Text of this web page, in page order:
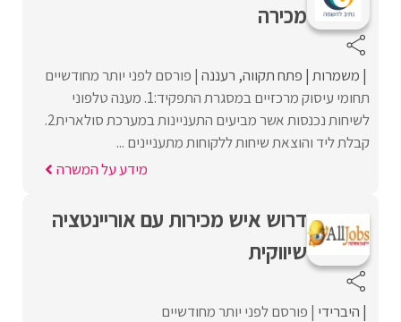
מכירה
משמרות פתח תקווה רעננה פורסם לפני יותר מחודשיים
תחומי עיסוק מרכזיים במסגרת התפקיד:1. מענה טלפוני
לשיחות נכנסות אשר מביעים התעניינות במערכת סולארית2.
קבלת ליד והוצאת שיחות ללקוחות מתעניינים ...
מידע על המשרה
דרוש איש מכירות עם אוריינטציה
שיווקית
היברידי פורסם לפני יותר מחודשיים